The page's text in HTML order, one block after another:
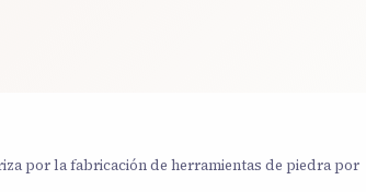
por la fabricación de herramientas de piedra por